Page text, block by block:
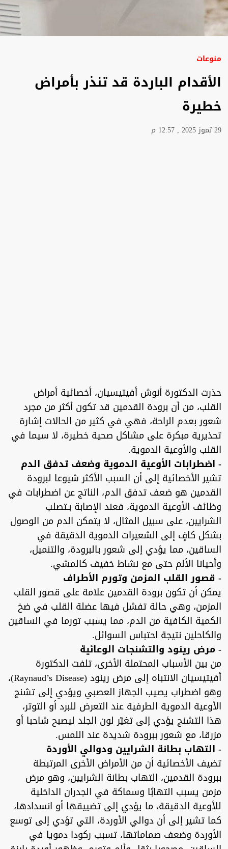
منوعات
الأقدام الباردة قد تنذر بأمراض
خطيرة
29 تموز 2025 , 12:57 م
حذرت الدكتورة أنوش أفيتيسيان، أخصائية أمراض
القلب، من أن برودة القدمين قد تكون أكثر من مجرد
شعور بعدم الراحة، فهي في كثير من الحالات إشارة
تحذيرية مبكرة على مشاكل صحية خطيرة، لا سيما في
القلب والأوعية الدموية.
- اضطرابات الأوعية الدموية وضعف تدفق الدم
تشير الأخصائية إلى أن السبب الأكثر شيوعا لبرودة
القدمين هو ضعف تدفق الدم، الناتج عن اضطرابات في
وظائف الأوعية الدموية، فعند الإصابة بـتصلب
الشرايين، على سبيل المثال، لا يتمكن الدم من الوصول
بشكل كافٍ إلى الشعيرات الدموية الدقيقة في
الساقين، مما يؤدي إلى شعور بالبرودة، والتنميل،
وأحيانا الألم حتى مع نشاط خفيف كالمشي.
- قصور القلب المزمن وتورم الأطراف
يمكن أن تكون برودة القدمين علامة على قصور القلب
المزمن، وهي حالة تفشل فيها عضلة القلب في ضخ
الكمية الكافية من الدم، مما يسبب تورما في الساقين
والكاحلين نتيجة احتباس السوائل.
- مرض رينود والتشنجات الوعائية
من بين الأسباب المحتملة الأخرى، تلفت الدكتورة
أفيتيسيان الانتباه إلى مرض رينود (Raynaud’s Disease)،
وهو اضطراب يصيب الجهاز العصبي ويؤدي إلى تشنج
الأوعية الدموية الطرفية عند التعرض للبرد أو التوتر،
هذا التشنج يؤدي إلى تغيّر لون الجلد ليصبح شاحبا أو
مزرقا، مع شعور ببرودة شديدة عند اللمس.
- التهاب بطانة الشرايين ودوالي الأوردة
تضيف الأخصائية أن من الأمراض الأخرى المرتبطة
ببرودة القدمين، التهاب بطانة الشرايين، وهو مرض
مزمن يسبب التهابًا وسماكة في الجدران الداخلية
للأوعية الدقيقة، ما يؤدي إلى تضييقها أو انسدادها،
كما تشير إلى أن دوالي الأوردة، التي تؤدي إلى توسع
الأوردة وضعف صماماتها، تسبب ركودا دمويا في